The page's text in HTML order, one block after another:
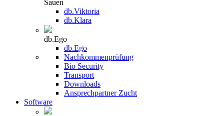
Sauen
db.Viktoria
db.Klara
db.Ego
db.Ego
Nachkommenprüfung
Bio Security
Transport
Downloads
Ansprechpartner Zucht
Software